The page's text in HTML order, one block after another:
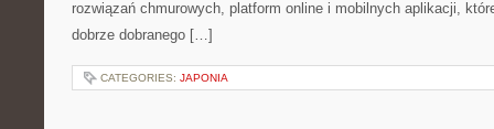
rozwiązań chmurowych, platform online i mobilnych aplikacji,
dobrze dobranego […]
CATEGORIES: JAPONIA